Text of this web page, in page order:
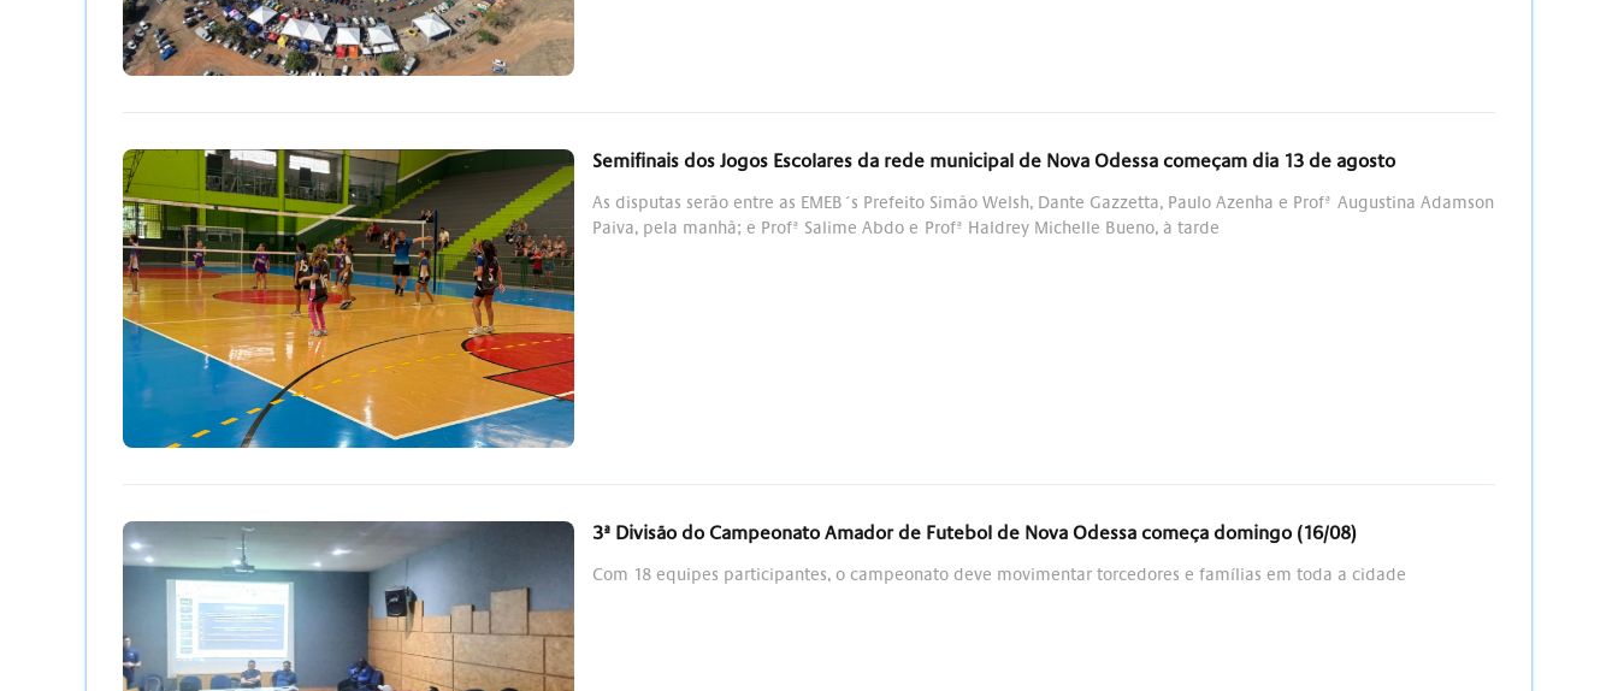
Semifinais dos Jogos Escolares da rede municipal de Nova Odessa começam dia 13 de agosto
As disputas serão entre as EMEB´s Prefeito Simão Welsh, Dante Gazzetta, Paulo Azenha e Profª Augustina Adamson
Paiva, pela manhã; e Profª Salime Abdo e Profª Haldrey Michelle Bueno, à tarde
3ª Divisão do Campeonato Amador de Futebol de Nova Odessa começa domingo (16/08)
Com 18 equipes participantes, o campeonato deve movimentar torcedores e famílias em toda a cidade